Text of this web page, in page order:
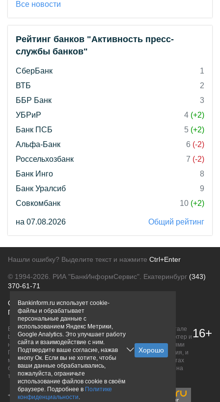
Все новости
Рейтинг банков "Активность пресс-
службы банков"
СберБанк
1
ВТБ
2
ББР Банк
3
УБРиР
4 (+2)
Банк ПСБ
5 (+2)
Альфа-Банк
6 (-2)
Россельхозбанк
7 (-2)
Банк Инго
8
Банк Уралсиб
9
Совкомбанк
10 (+2)
на 07.08.2026 Общий рейтинг
Нашли ошибку? Выделите текст и нажмите Ctrl+Enter
© 1994-2026. РИА "БанкИнформСервис". Екатеринбург (343)
370-61-71
О проектеПолитика конфиденциальности
Правовая информацияДля рекламодателей
Вся информация о продуктах банков, размещенная на портале
bankinform.ru, носит исключительно ознакомительный характер и
не является публичной офертой, определяемой положениями
ГК РФ. Информация не содержит точного и полного описания, и
может быть изменена. Конечные условия уточняйте на сайтах
банков или при личном обращении. Исключительное право на
товарные знаки принадлежит их правообладателям.
16+
Bankinform.ru использует cookie-
файлы и обрабатывает
персональные данные с
использованием Яндекс Метрики,
Google Analytics. Это улучшает работу
сайта и взаимодействие с ним.
Подтвердите ваше согласие, нажав
кнопу Ок. Если вы не хотите, чтобы
ваши данные обрабатывались,
пожалуйста, ограничьте
использование файлов cookie в своём
браузере. Подробнее в Политике
конфиденциальности.